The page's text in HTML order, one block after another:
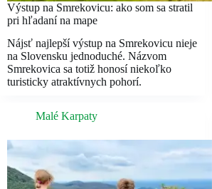
Výstup na Smrekovicu: ako som sa stratil
pri hľadaní na mape
Nájsť najlepší výstup na Smrekovicu nieje
na Slovensku jednoduché. Názvom
Smrekovica sa totiž honosí niekoľko
turisticky atraktívnych pohorí.
Malé Karpaty